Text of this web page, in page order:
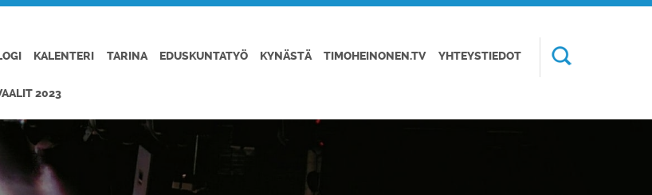
KALENTERI TARINA EDUSKUNTATYÖ KYNÄSTÄ TIMOHEINONEN.TV YHTEYSTIEDOT
2023